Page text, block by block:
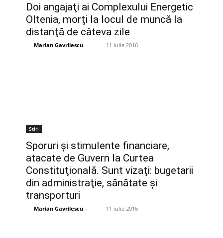
Doi angajaţi ai Complexului Energetic
Oltenia, morţi la locul de muncă la
distanţă de câteva zile
Marian Gavrilescu - 11 iulie 2016
Stiri
Sporuri şi stimulente financiare,
atacate de Guvern la Curtea
Constituţională. Sunt vizaţi: bugetarii
din administraţie, sănătate şi
transporturi
Marian Gavrilescu - 11 iulie 2016